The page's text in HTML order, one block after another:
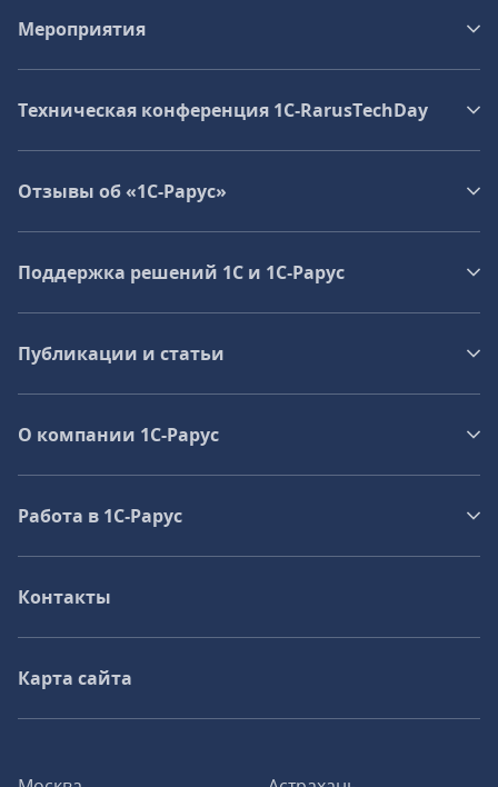
Мероприятия
Техническая конференция 1C‑RarusTechDay
Отзывы об «1С-Рарус»
Поддержка решений 1С и 1С‑Рарус
Публикации и статьи
О компании 1C-Рарус
Работа в 1С‑Рарус
Контакты
Карта сайта